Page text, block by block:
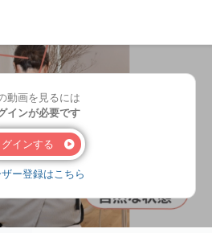
動画を見るには
インが必要です
グインする
ー登録はこちら